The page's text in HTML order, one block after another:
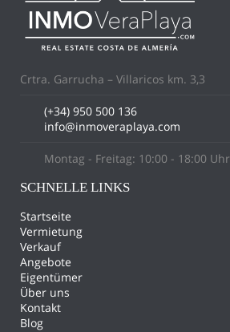
Crtra. Garrucha – Villaricos km. 3,3
(+34) 950 500 136
info@inmoveraplaya.com
Montag - Freitag: 10:00 - 18:00 Uhr
SCHNELLE LINKS
Startseite
Vermietung
Verkauf
Angebote
Eigentümer
Über uns
Kontakt
Blog